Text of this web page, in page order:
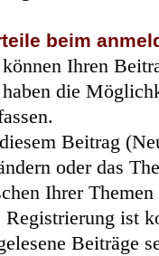
beim
Ihren
haben die
Beitrag
oder das
Ihrer
Registrierung ist
Beiträge